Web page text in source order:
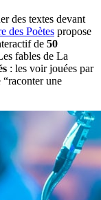
des textes devant
des Poètes propose
de 50
fables de La
: les voir jouées par
une